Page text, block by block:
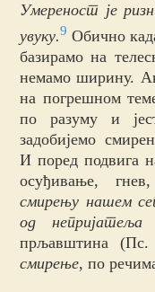
Умереност је
увуку.9 Обично
базирамо на
немамо ширину.
на погрешном
по разуму и
задобијемо
И поред подвига
осуђивање,
смирењу нашем
од непријатеља
прљавштина
смирење, по